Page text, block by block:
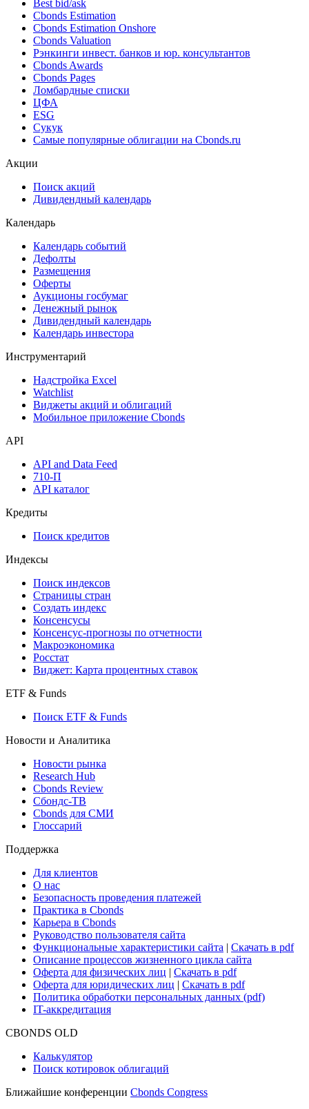
Best bid/ask
Cbonds Estimation
Cbonds Estimation Onshore
Cbonds Valuation
Рэнкинги инвест. банков и юр. консультантов
Cbonds Awards
Cbonds Pages
Ломбардные списки
ЦФА
ESG
Сукук
Самые популярные облигации на Cbonds.ru
Акции
Поиск акций
Дивидендный календарь
Календарь
Календарь событий
Дефолты
Размещения
Оферты
Аукционы госбумаг
Денежный рынок
Дивидендный календарь
Календарь инвестора
Инструментарий
Надстройка Excel
Watchlist
Виджеты акций и облигаций
Мобильное приложение Cbonds
API
API and Data Feed
710-П
API каталог
Кредиты
Поиск кредитов
Индексы
Поиск индексов
Страницы стран
Создать индекс
Консенсусы
Консенсус-прогнозы по отчетности
Макроэкономика
Росстат
Виджет: Карта процентных ставок
ETF & Funds
Поиск ETF & Funds
Новости и Аналитика
Новости рынка
Research Hub
Cbonds Review
Сбондс-ТВ
Cbonds для СМИ
Глоссарий
Поддержка
Для клиентов
О нас
Безопасность проведения платежей
Практика в Cbonds
Карьера в Cbonds
Руководство пользователя сайта
Функциональные характеристики сайта | Скачать в pdf
Описание процессов жизненного цикла сайта
Оферта для физических лиц | Скачать в pdf
Оферта для юридических лиц | Скачать в pdf
Политика обработки персональных данных (pdf)
IT-аккредитация
CBONDS OLD
Калькулятор
Поиск котировок облигаций
Ближайшие конференции Cbonds Congress